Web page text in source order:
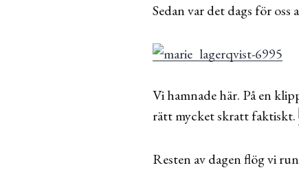
Sedan var det dags för
Vi hamnade här. På en
rätt mycket skratt faktiskt.
Resten av dagen flög vi